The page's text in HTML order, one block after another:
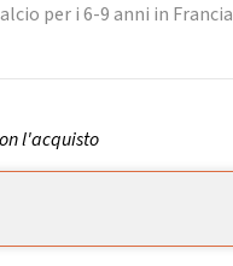
per i 6-9 anni in Francia
l'acquisto